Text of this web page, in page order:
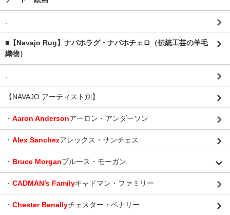
.
■【Navajo Rug】ナバホラグ・ナバホチェロ（伝統工芸の羊毛
織物）
.
【NAVAJO アーティスト別】
・ Aaron Andersonアーロン・アンダーソン
・ Alex Sanchezアレックス・サンチェス
・ Bruce Morganブルース・モーガン
・ CADMAN’s Familyキャドマン・ファミリー
・ Chester Benallyチェスター・ベナリー